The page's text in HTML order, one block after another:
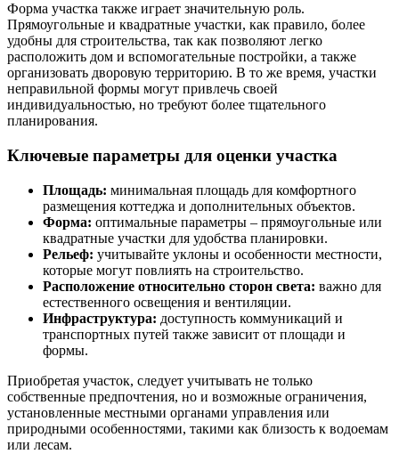
Форма участка также играет значительную роль.
Прямоугольные и квадратные участки, как правило, более
удобны для строительства, так как позволяют легко
расположить дом и вспомогательные постройки, а также
организовать дворовую территорию. В то же время, участки
неправильной формы могут привлечь своей
индивидуальностью, но требуют более тщательного
планирования.
Ключевые параметры для оценки участка
Площадь: минимальная площадь для комфортного
размещения коттеджа и дополнительных объектов.
Форма: оптимальные параметры – прямоугольные или
квадратные участки для удобства планировки.
Рельеф: учитывайте уклоны и особенности местности,
которые могут повлиять на строительство.
Расположение относительно сторон света: важно для
естественного освещения и вентиляции.
Инфраструктура: доступность коммуникаций и
транспортных путей также зависит от площади и
формы.
Приобретая участок, следует учитывать не только
собственные предпочтения, но и возможные ограничения,
установленные местными органами управления или
природными особенностями, такими как близость к водоемам
или лесам.